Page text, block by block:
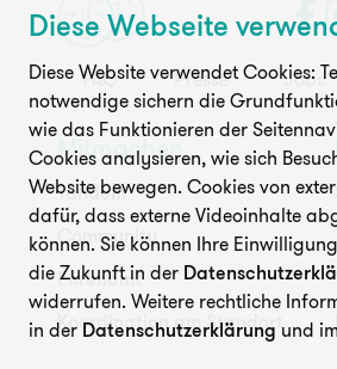
FAQ Presse Jobs
FAQ Presse Jobs
Mitmachen
Tandem
Community
Ehrenamt
Koordination am Standort
Diese Webseite
Diese Website verwendet Cookies:
notwendige sichern die
wie das Funktionieren der
Cookies analysieren, wie sich
Website bewegen. Cookies von
dafür, dass externe Videoinhalte
können. Sie können Ihre
die Zukunft in der
widerrufen. Weitere rechtliche
in der Datenschutzerklärung und im